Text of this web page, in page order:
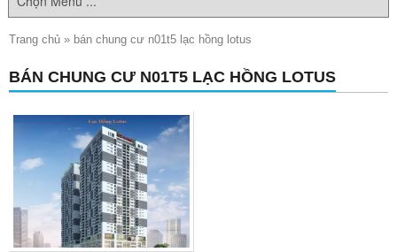
Trang chủ » bán chung cư n01t5 lạc hồng lotus
BÁN CHUNG CƯ N01T5 LẠC HỒNG LOTUS